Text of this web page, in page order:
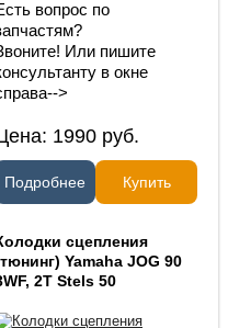
вопрос по
Или пишите
в окне
>
1990 руб.
Подробнее Купить
сцепления
Yamaha JOG 90
2T Stels 50